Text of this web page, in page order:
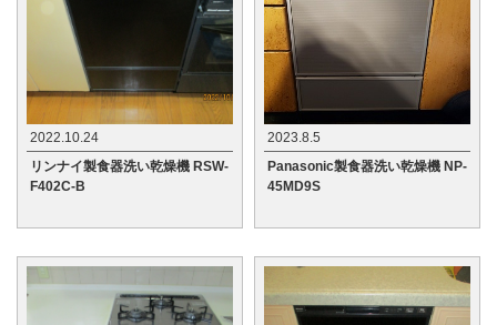
2022.10.24
リンナイ製食器洗い乾燥機 RSW-
F402C-B
2023.8.5
Panasonic製食器洗い乾燥機 NP-
45MD9S